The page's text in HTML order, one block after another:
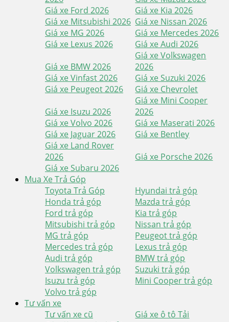
Giá xe Ford 2026
Giá xe Kia 2026
Giá xe Mitsubishi 2026 Giá xe Nissan 2026
Giá xe MG 2026
Giá xe Mercedes 2026
Giá xe Lexus 2026
Giá xe Audi 2026
Giá xe BMW 2026
Giá xe Volkswagen
2026
Giá xe Vinfast 2026
Giá xe Suzuki 2026
Giá xe Peugeot 2026
Giá xe Chevrolet
Giá xe Isuzu 2026
Giá xe Mini Cooper
2026
Giá xe Volvo 2026
Giá xe Maserati 2026
Giá xe Jaguar 2026
Giá xe Bentley
Giá xe Land Rover
2026
Giá xe Porsche 2026
Giá xe Subaru 2026
Mua Xe Trả Góp
Toyota Trả Góp
Hyundai trả góp
Honda trả góp
Mazda trả góp
Ford trả góp
Kia trả góp
Mitsubishi trả góp
Nissan trả góp
MG trả góp
Peugeot trả góp
Mercedes trả góp
Lexus trả góp
Audi trả góp
BMW trả góp
Volkswagen trả góp
Suzuki trả góp
Isuzu trả góp
Mini Cooper trả góp
Volvo trả góp
Tư vấn xe
Tư vấn xe cũ
Giá xe ô tô Tải